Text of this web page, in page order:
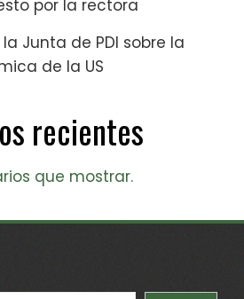
por la rectora
Junta de PDI sobre la
de la US
recientes
que mostrar.